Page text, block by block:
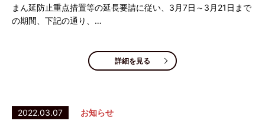
まん延防止重点措置等の延長要請に従い、3月7日～3月21日まで
の期間、下記の通り、…
詳細を見る
2022.03.07 お知らせ